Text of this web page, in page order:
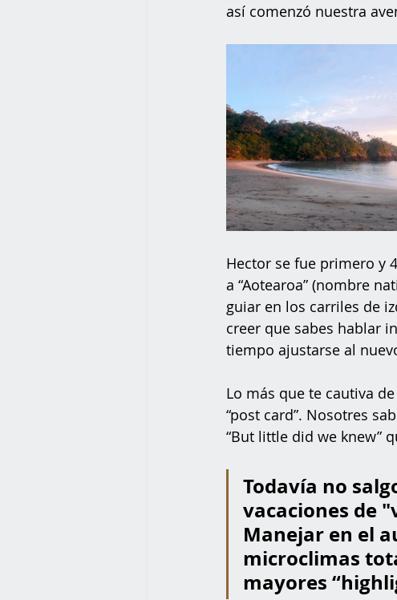
así comenzó nuestra
Hector se fue primero y
a “Aotearoa” (nombre
guiar en los carriles de
creer que sabes hablar
tiempo ajustarse al
Lo más que te cautiva
“post card”. Nosotres
“But little did we knew”
Todavía no
vacaciones de
Manejar en el
microclimas
mayores